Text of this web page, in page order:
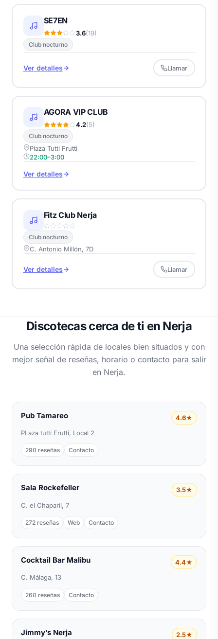
SE7EN
3.6(19)
Club nocturno
Ver detalles Llamar
AGORA VIP CLUB
4.2(5)
Club nocturno
Plaza Tutti Frutti
22:00–3:00
Ver detalles
Fitz Club Nerja
Club nocturno
C. Antonio Millón, 7D
Ver detalles Llamar
Discotecas cerca de ti en Nerja
Una selección rápida de locales bien situados y con
mejor señal de reseñas, horario o contacto para salir
en Nerja.
Pub Tamareo
4.6★
PLaza tutti Frutti, Local 2
290 reseñas Contacto
Sala Rockefeller
3.5★
C. el Chaparil, 7
272 reseñas Web Contacto
Cocktail Bar Malibu
4.4★
C. Málaga, 13
260 reseñas Contacto
Jimmy’s Nerja
2.5★